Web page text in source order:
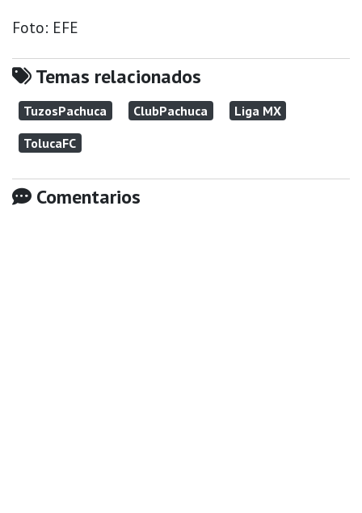
Foto: EFE
Temas relacionados
TuzosPachuca ClubPachuca
Liga MX
TolucaFC
Comentarios